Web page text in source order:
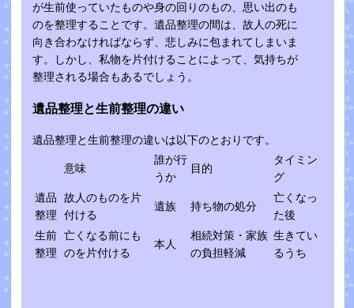
が生前使っていたものや身の回りのもの、思い出のも
のを整理することです。遺品整理の間は、故人の死に
向き合わなければならず、悲しみに包まれてしまいま
す。しかし、私物を片付けることによって、気持ちが
整理される場合もあるでしょう。
遺品整理と生前整理の違い
遺品整理と生前整理の違いは以下のとおりです。
意味
誰が行
うか
目的
タイミン
グ
遺品
整理
故人のものを片
付ける
遺族 持ち物の処分
亡くなっ
た後
生前
整理
亡くなる前にも
のを片付ける
本人
相続対策・家族
の負担軽減
生きてい
るうち